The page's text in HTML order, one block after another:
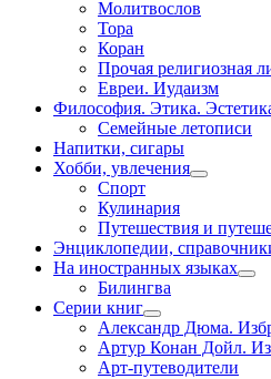
Молитвослов
Тора
Коран
Прочая религиозная
Евреи. Иудаизм
Философия. Этика.
Семейные летописи
Напитки, сигары
Хобби, увлечения
Спорт
Кулинария
Путешествия и
Энциклопедии,
На иностранных языках
Билингва
Серии книг
Александр Дюма.
Артур Конан Дойл.
Арт-путеводители